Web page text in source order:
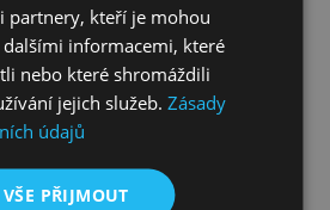
vyžadují jemné tahy a
poskytne dokonalou kontrolu nad vodou i
plynulé přechodyajemné detaily
Kolibri série 22 je ideální
, kteří hledají spolehlivé nástroje pro
partnery, kteří je mohou
informacemi, které
nebo které shromáždili
jejich služeb.Zásady
údajů
VŠE PŘIJMOUT